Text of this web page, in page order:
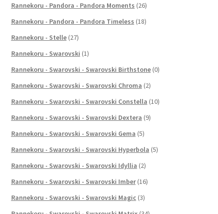
Rannekoru - Pandora - Pandora Moments (26)
Rannekoru - Pandora - Pandora Timeless (18)
Rannekoru - Stelle (27)
Rannekoru - Swarovski (1)
Rannekoru - Swarovski - Swarovski Birthstone (0)
Rannekoru - Swarovski - Swarovski Chroma (2)
Rannekoru - Swarovski - Swarovski Constella (10)
Rannekoru - Swarovski - Swarovski Dextera (9)
Rannekoru - Swarovski - Swarovski Gema (5)
Rannekoru - Swarovski - Swarovski Hyperbola (5)
Rannekoru - Swarovski - Swarovski Idyllia (2)
Rannekoru - Swarovski - Swarovski Imber (16)
Rannekoru - Swarovski - Swarovski Magic (3)